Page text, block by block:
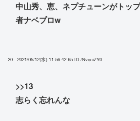
中山秀、恵、ネプチューンがトッ
者ナベプロw
20 : 2021/05/12(水) 11:56:42.65 ID:/NvqciZY0
>>13
志らく忘れんな